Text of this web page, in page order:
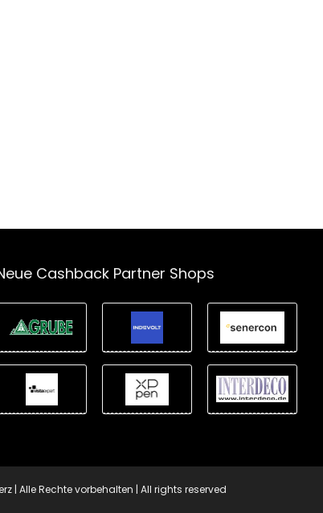
Cashback Partner Shops
| Alle Rechte vorbehalten | All rights reserved